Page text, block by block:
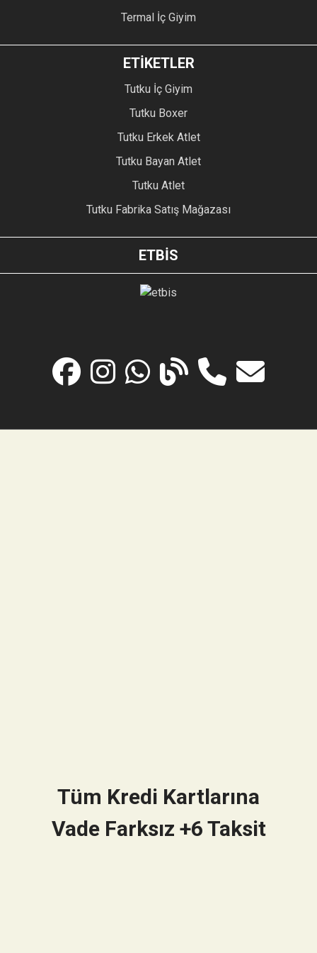
Termal İç Giyim
ETİKETLER
Tutku İç Giyim
Tutku Boxer
Tutku Erkek Atlet
Tutku Bayan Atlet
Tutku Atlet
Tutku Fabrika Satış Mağazası
ETBİS
Tüm Kredi Kartlarına
Vade Farksız +6 Taksit